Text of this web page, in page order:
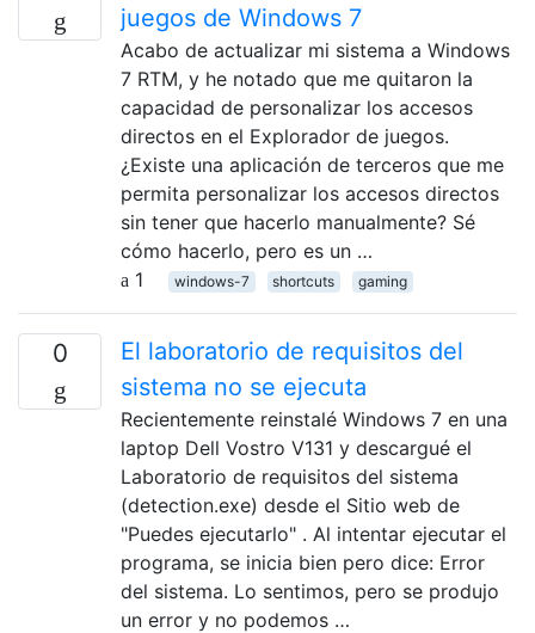
juegos de Windows 7
Acabo de actualizar mi sistema a Windows
7 RTM, y he notado que me quitaron la
capacidad de personalizar los accesos
directos en el Explorador de juegos.
¿Existe una aplicación de terceros que me
permita personalizar los accesos directos
sin tener que hacerlo manualmente? Sé
cómo hacerlo, pero es un …
1
windows-7 shortcuts gaming
0
El laboratorio de requisitos del
sistema no se ejecuta
Recientemente reinstalé Windows 7 en una
laptop Dell Vostro V131 y descargué el
Laboratorio de requisitos del sistema
(detection.exe) desde el Sitio web de
"Puedes ejecutarlo" . Al intentar ejecutar el
programa, se inicia bien pero dice: Error
del sistema. Lo sentimos, pero se produjo
un error y no podemos …